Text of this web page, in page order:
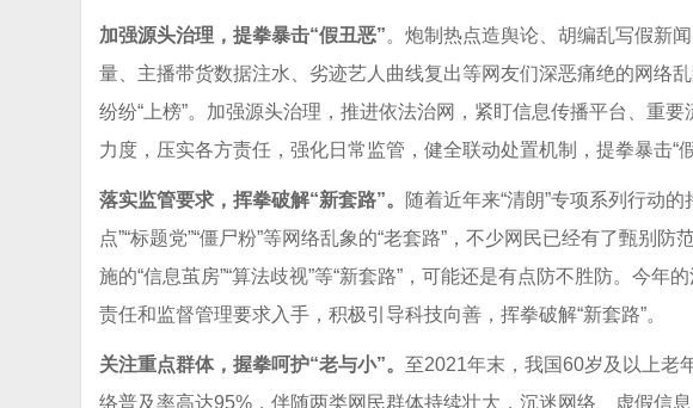
加强源头治理，提拳暴击“假丑恶”。炮制热点造舆论、胡编乱写假新
量、主播带货数据注水、劣迹艺人曲线复出等网友们深恶痛绝的网络
纷纷“上榜”。加强源头治理，推进依法治网，紧盯信息传播平台、重
力度，压实各方责任，强化日常监管，健全联动处置机制，提拳暴击“假
落实监管要求，挥拳破解“新套路”。
随着近年来“清朗”专项系列行动的
点”“标题党”“僵尸粉”等网络乱象的“老套路”，不少网民已经有了甄别
施的“信息茧房”“算法歧视”等“新套路”，可能还是有点防不胜防。今年
责任和监督管理要求入手，积极引导科技向善，挥拳破解“新套路”。
关注重点群体，握拳呵护“老与小”。至2021年末，我国60岁及以上老
络普及率高达95%，伴随两类网民群体持续壮大，沉迷网络、虚假信